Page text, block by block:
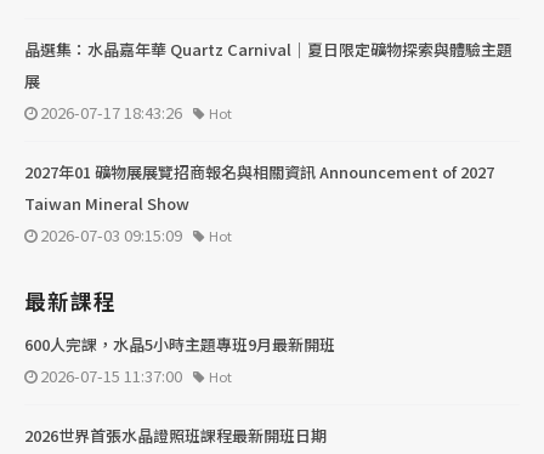
晶選集：水晶嘉年華 Quartz Carnival｜夏日限定礦物探索與體驗主題
展
2026-07-17 18:43:26
Hot
2027年01 礦物展展覽招商報名與相關資訊 Announcement of 2027
Taiwan Mineral Show
2026-07-03 09:15:09
Hot
最新課程
600人完課，水晶5小時主題專班9月最新開班
2026-07-15 11:37:00
Hot
2026世界首張水晶證照班課程最新開班日期